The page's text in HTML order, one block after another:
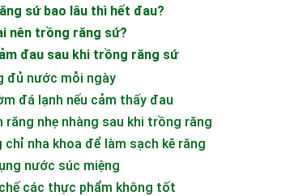
sứ bao lâu thì hết đau?
nên trồng răng sứ?
đau sau khi trồng răng sứ
đủ nước mỗi ngày
đá lạnh nếu cảm thấy đau
răng nhẹ nhàng sau khi trồng răng
chỉ nha khoa để làm sạch kẽ răng
nước súc miệng
các thực phẩm không tốt